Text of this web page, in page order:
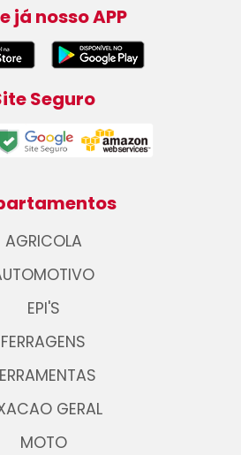
já nosso APP
Seguro
AGRICOLA
EPI'S
FERRAGENS
GERAL
MOTO